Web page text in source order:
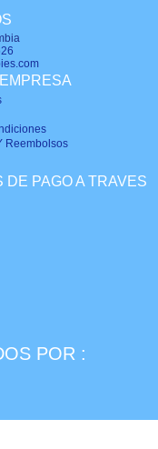
Reembolsos
PAGO A TRAVES
POR :